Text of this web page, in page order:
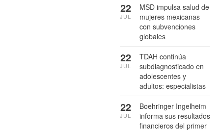
MSD impulsa salud de
mujeres mexicanas
con subvenciones
globales
22
JUL
TDAH continúa
subdiagnosticado en
adolescentes y
adultos: especialistas
22
JUL
Boehringer Ingelheim
informa sus resultados
financieros del primer
22
JUL